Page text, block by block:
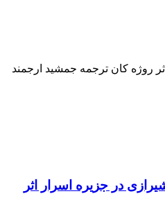
روژه کان ترجمه جمشید ارجمند
در جزیره اسرار اثر